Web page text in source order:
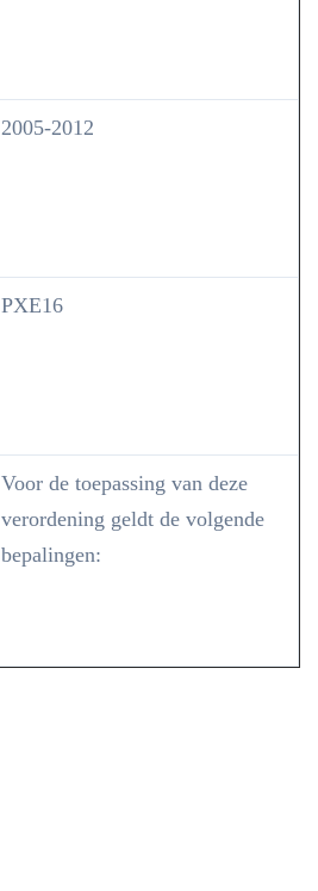
2005-2012
PXE16
Voor de toepassing van deze
verordening geldt de volgende
bepalingen: